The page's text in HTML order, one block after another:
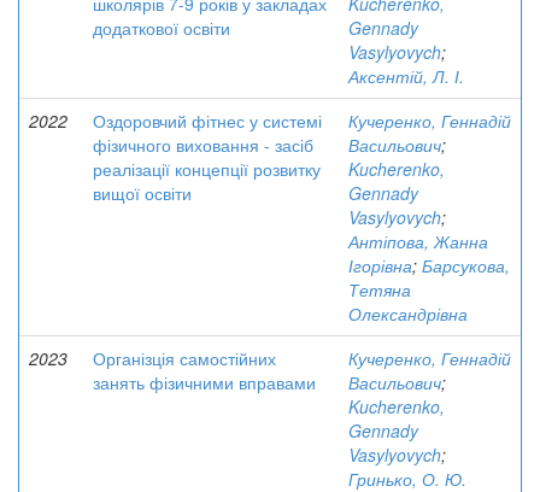
додаткової освіти
Gennady
Vasylyovych;
Аксентій, Л. І.
2022
Оздоровчий фітнес у системі
фізичного виховання - засіб
реалізації концепції розвитку
вищої освіти
Кучеренко, Геннадій
Васильович;
Kucherenko,
Gennady
Vasylyovych;
Антіпова, Жанна
Ігорівна; Барсукова,
Тетяна
Олександрівна
2023
Організція самостійних
занять фізичними вправами
Кучеренко, Геннадій
Васильович;
Kucherenko,
Gennady
Vasylyovych;
Гринько, О. Ю.